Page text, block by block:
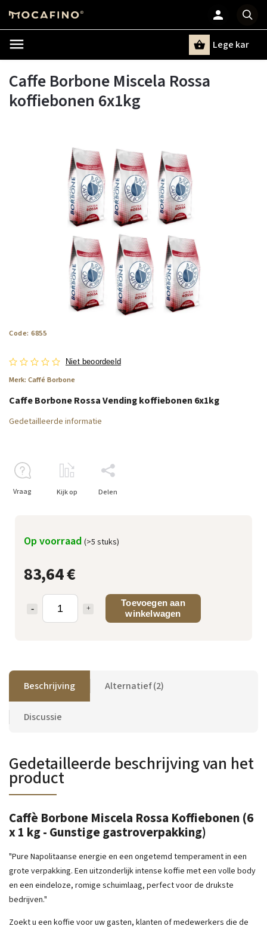
Lege kar
Caffe Borbone Miscela Rossa
koffiebonen 6x1kg
Code: 6855
Niet beoordeeld
Merk: Caffé Borbone
83,64 €
Toevoegen aan
winkelwagen
Op voorraad (>5 stuks)
Caffe Borbone Rossa Vending koffiebonen 6x1kg
Gedetailleerde informatie
Vraag Kijk op Delen
Beschrijving Alternatief (2)
Discussie
Gedetailleerde beschrijving van het
product
Caffè Borbone Miscela Rossa Koffiebonen (6
x 1 kg - Gunstige gastroverpakking)
"Pure Napolitaanse energie en een ongetemd temperament in een
grote verpakking. Een uitzonderlijk intense koffie met een volle body
en een eindeloze, romige schuimlaag, perfect voor de drukste
bedrijven."
Zoekt u een koffie voor uw gasten, klanten of medewerkers die de